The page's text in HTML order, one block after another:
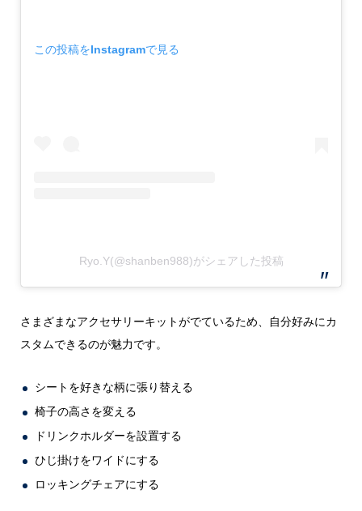
この投稿をInstagramで見る
Ryo.Y(@shanben988)がシェアした投稿
さまざまなアクセサリーキットがでているため、自分好みにカ
スタムできるのが魅力です。
シートを好きな柄に張り替える
椅子の高さを変える
ドリンクホルダーを設置する
ひじ掛けをワイドにする
ロッキングチェアにする